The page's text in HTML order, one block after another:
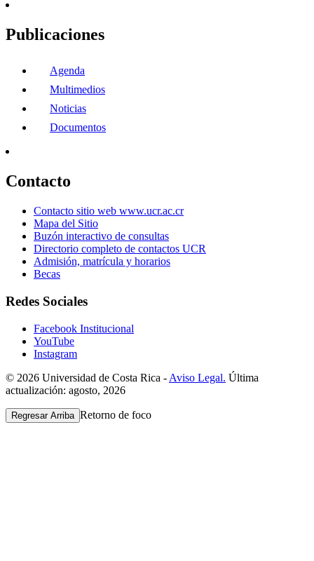
Publicaciones
Agenda
Multimedios
Noticias
Documentos
Contacto
Contacto sitio web www.ucr.ac.cr
Mapa del Sitio
Buzón interactivo de consultas
Directorio completo de contactos UCR
Admisión, matrícula y horarios
Becas
Redes Sociales
Facebook Institucional
YouTube
Instagram
© 2026 Universidad de Costa Rica - Aviso Legal. Última
actualización: agosto, 2026
Regresar Arriba Retorno de foco